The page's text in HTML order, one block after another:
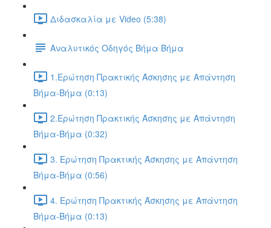
Διδασκαλία με Video (5:38)
Αναλυτικός Οδηγός Βήμα Βήμα
1.Ερώτηση Πρακτικής Άσκησης με Απάντηση
Βήμα-Βήμα (0:13)
2.Ερώτηση Πρακτικής Άσκησης με Απάντηση
Βήμα-Βήμα (0:32)
3. Ερώτηση Πρακτικής Άσκησης με Απάντηση
Βήμα-Βήμα (0:56)
4. Ερώτηση Πρακτικής Άσκησης με Απάντηση
Βήμα-Βήμα (0:13)